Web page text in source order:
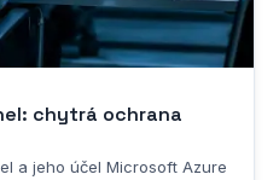
chytrá ochrana
a jeho účel Microsoft Azure